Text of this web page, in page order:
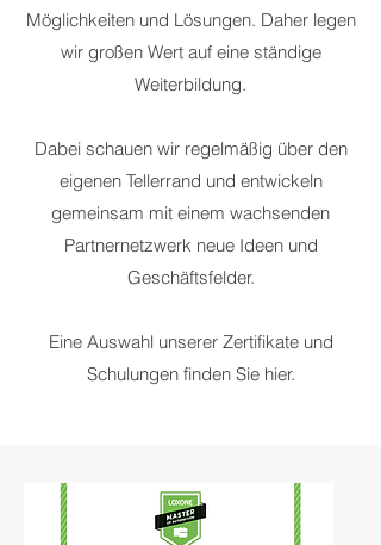
Möglichkeiten und Lösungen. Daher legen
wir großen Wert auf eine ständige
Weiterbildung.
Dabei schauen wir regelmäßig über den
eigenen Tellerrand und entwickeln
gemeinsam mit einem wachsenden
Partnernetzwerk neue Ideen und
Geschäftsfelder.
Eine Auswahl unserer Zertifikate und
Schulungen finden Sie hier.